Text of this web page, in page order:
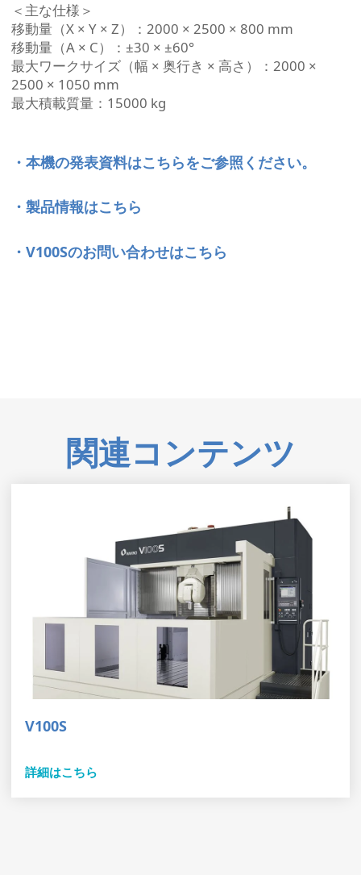
＜主な仕様＞
移動量（X × Y × Z）：2000 × 2500 × 800 mm
移動量（A × C）：±30 × ±60°
最大ワークサイズ（幅 × 奥行き × 高さ）：2000 ×
2500 × 1050 mm
最大積載質量：15000 kg
・本機の発表資料はこちらをご参照ください。
・製品情報はこちら
・V100Sのお問い合わせはこちら
関連コンテンツ
V100S
詳細はこちら